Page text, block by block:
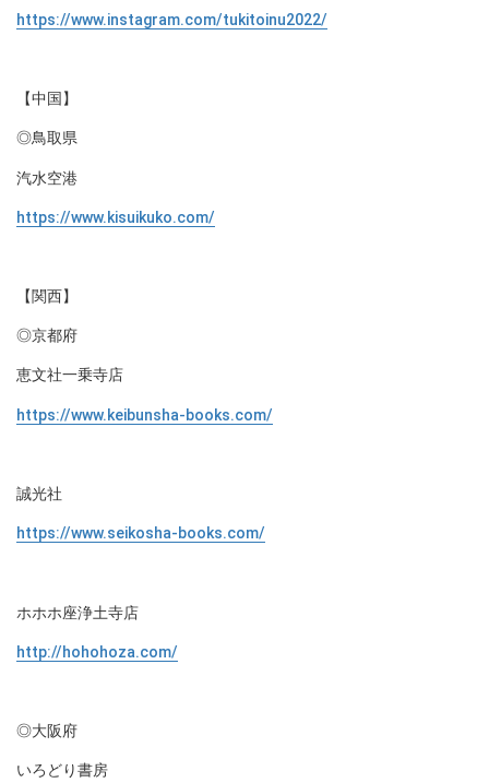
https://www.instagram.com/tukitoinu2022/
【中国】
◎鳥取県
汽水空港
https://www.kisuikuko.com/
【関西】
◎京都府
恵文社一乗寺店
https://www.keibunsha-books.com/
誠光社
https://www.seikosha-books.com/
ホホホ座浄土寺店
http://hohohoza.com/
◎大阪府
いろどり書房